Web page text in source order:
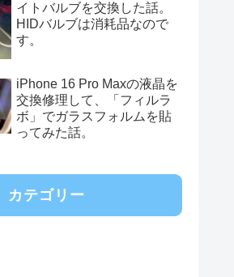
イトバルブを交換した話。
HIDバルブは消耗品なので
す。
iPhone 16 Pro Maxの液晶を
交換修理して、「フィルラ
ボ」でガラスフォルムを貼
ってみた話。
カテゴリー